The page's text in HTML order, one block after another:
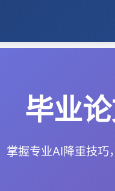
毕业
掌握专业AI降重技巧